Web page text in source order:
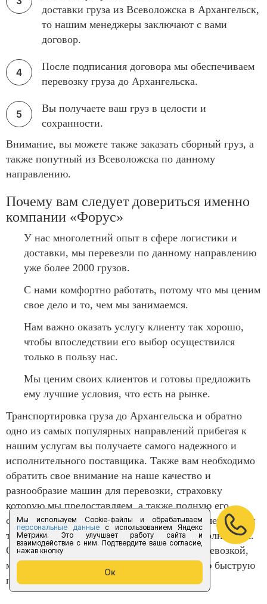
Мы используем Cookie-файлы и обрабатываем
персональные данныес использованием Яндекс
Метрики. Это улучшает работу сайта и
взаимодействие с ним. Подтвердите ваше согласие,
нажав кнопку
Ок
доставки груза из Всеволожска в Архангельск,
то нашим менеджеры заключают с вами
договор.
После подписания договора мы обеспечиваем
перевозку груза до Архангельска.
Вы получаете ваш груз в целости и
сохранности.
Внимание, вы можете также заказать сборный груз, а
также попутный из Всеволожска по данному
направлению.
Почему вам следует довериться именно
компании «Форус»
У нас многолетний опыт в сфере логистики и
доставки, мы перевезли по данному направлению
уже более 2000 грузов.
С нами комфортно работать, потому что мы ценим
свое дело и то, чем мы занимаемся.
Нам важно оказать услугу клиенту так хорошо,
чтобы впоследствии его выбор осуществился
только в пользу нас.
Мы ценим своих клиентов и готовы предложить
ему лучшие условия, что есть на рынке.
Транспортировка груза до Архангельска и обратно
одно из самых популярных направлений прибегая к
нашим услугам вы получаете самого надежного и
исполнительного поставщика. Также вам необходимо
обратить свое внимание на наше качество и
разнообразие машин для перевозки, страховку
которую мы предоставляем, а также полную его
сохранность. Компания «Форус предоставляет услуги
только в полном объеме и следит за их исполнением.
Обязательно обращайтесь к нам за грузоперевозкой,
мы с радостью окажем вам лучшую и самую быструю
перевозку до необходимого адреса.